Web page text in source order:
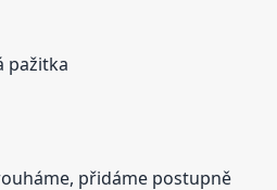
pažitka
přidáme postupně